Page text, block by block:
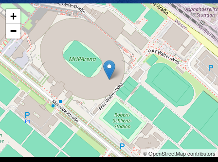
+
−
© OpenStreetMap contributors